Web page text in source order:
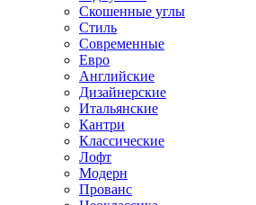
Скошенные углы
Стиль
Современные
Евро
Английские
Дизайнерские
Итальянские
Кантри
Классические
Лофт
Модерн
Прованс